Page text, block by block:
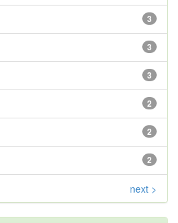
3
3
3
2
2
2
next >